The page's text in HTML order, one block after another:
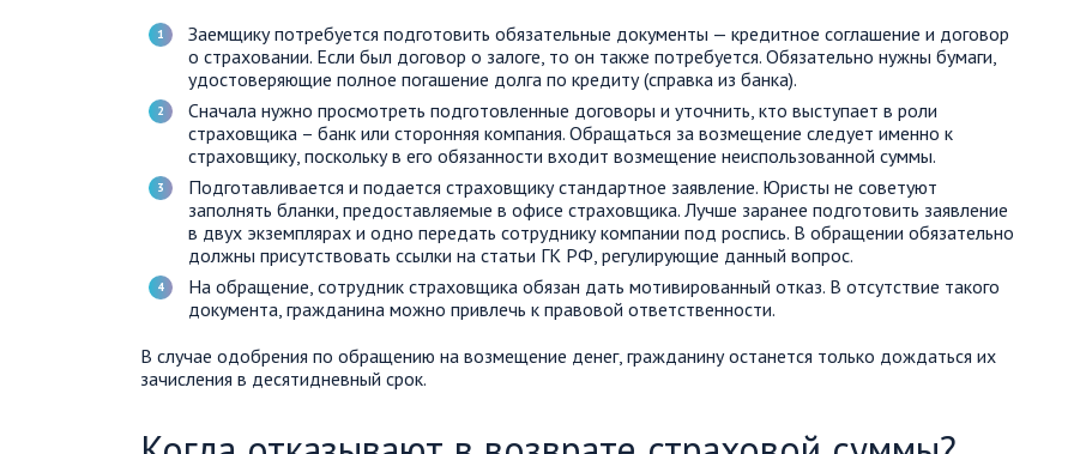
Заемщику потребуется подготовить обязательные документы — кредитное соглашение и договор
о страховании. Если был договор о залоге, то он также потребуется. Обязательно нужны бумаги,
удостоверяющие полное погашение долга по кредиту (справка из банка).
Сначала нужно просмотреть подготовленные договоры и уточнить, кто выступает в роли
страховщика – банк или сторонняя компания. Обращаться за возмещение следует именно к
страховщику, поскольку в его обязанности входит возмещение неиспользованной суммы.
Подготавливается и подается страховщику стандартное заявление. Юристы не советуют
заполнять бланки, предоставляемые в офисе страховщика. Лучше заранее подготовить заявление
в двух экземплярах и одно передать сотруднику компании под роспись. В обращении обязательно
должны присутствовать ссылки на статьи ГК РФ, регулирующие данный вопрос.
На обращение, сотрудник страховщика обязан дать мотивированный отказ. В отсутствие такого
документа, гражданина можно привлечь к правовой ответственности.
В случае одобрения по обращению на возмещение денег, гражданину останется только дождаться их
зачисления в десятидневный срок.